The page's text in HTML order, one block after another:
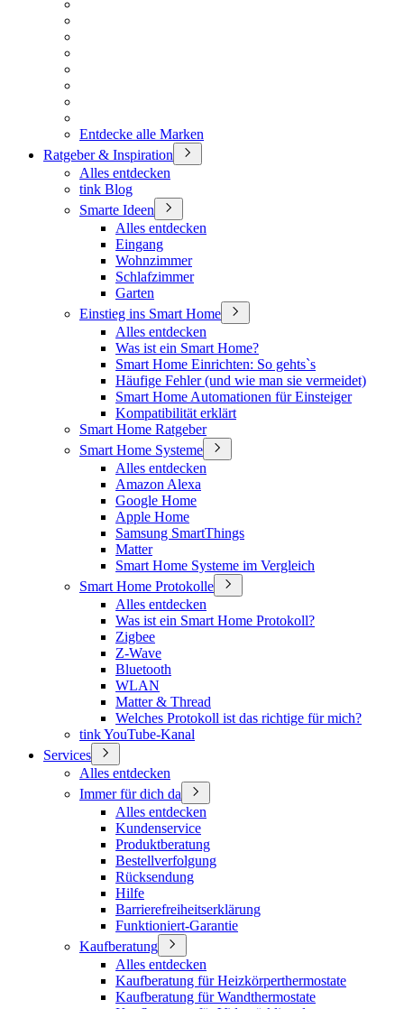
Entdecke alle Marken
Ratgeber & Inspiration
Alles entdecken
tink Blog
Smarte Ideen
Alles entdecken
Eingang
Wohnzimmer
Schlafzimmer
Garten
Einstieg ins Smart Home
Alles entdecken
Was ist ein Smart Home?
Smart Home Einrichten: So gehts`s
Häufige Fehler (und wie man sie vermeidet)
Smart Home Automationen für Einsteiger
Kompatibilität erklärt
Smart Home Ratgeber
Smart Home Systeme
Alles entdecken
Amazon Alexa
Google Home
Apple Home
Samsung SmartThings
Matter
Smart Home Systeme im Vergleich
Smart Home Protokolle
Alles entdecken
Was ist ein Smart Home Protokoll?
Zigbee
Z-Wave
Bluetooth
WLAN
Matter & Thread
Welches Protokoll ist das richtige für mich?
tink YouTube-Kanal
Services
Alles entdecken
Immer für dich da
Alles entdecken
Kundenservice
Produktberatung
Bestellverfolgung
Rücksendung
Hilfe
Barrierefreiheitserklärung
Funktioniert-Garantie
Kaufberatung
Alles entdecken
Kaufberatung für Heizkörperthermostate
Kaufberatung für Wandthermostate